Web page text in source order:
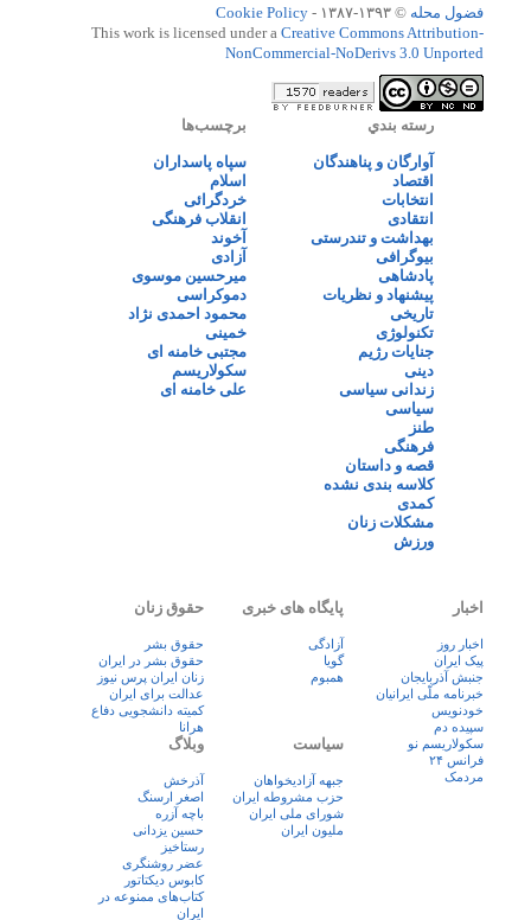
فضول محله © ۱۳۹۳-۱۳۸۷ -
Cookie Policy
This work is licensed under a Creative Commons Attribution-
NonCommercial-NoDerivs 3.0 Unported
رسته بندي
آوارگان و پناهندگان
اقتصاد
انتخابات
انتقادی
بهداشت و تندرستی
بیوگرافی
پادشاهی
پیشنهاد و نظریات
تاریخی
تکنولوژی
جنایات رژیم
دینی
زندانی سیاسی
سیاسی
طنز
فرهنگی
قصه و داستان
کلاسه بندی نشده
کمدی
مشکلات زنان
ورزش
برچسب‌ها
سپاه پاسداران
اسلام
خردگرائی
انقلاب فرهنگی
آخوند
آزادی
میرحسین موسوی
دموکراسی
محمود احمدی نژاد
خمینی
مجتبی خامنه ای
سکولاریسم
علی خامنه ای
اخبار
اخبار روز
پيک ايران
جنبش آذربایجان
خبرنامه ملّی ایرانیان
خودنویس
سپیده دم
سکولاریسم نو
فرانس ۲۴
مردمک
پایگاه های خبری
آزادگی
گویا
همبوم
حقوق زنان
حقوق بشر
حقوق بشر در ایران
زنان ايران پرس نيوز
عدالت برای ایران
کمیته دانشجویی دفاع
هرانا
سیاست
جبهه آزادیخواهان
حزب مشروطه ایران
شورای ملی ایران
ملیون ایران
وبلاگ
آذرخش
اصغر ارسنگ
باچه آزره
حسین یزدانی
رستاخیز
عضر روشنگری
کابوس دیکتاتور
کتاب‌های ممنوعه در
ایران